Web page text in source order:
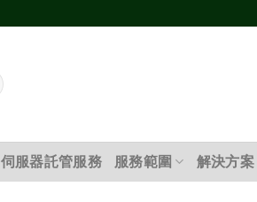
伺服器託管服務 服務範圍 解決方案